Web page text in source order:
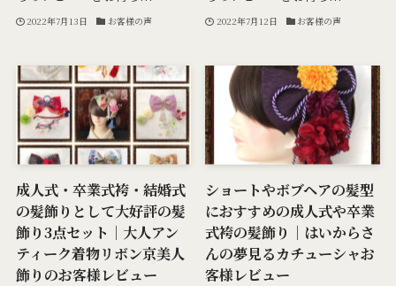
2022年7月13日 お客様の声 2022年7月12日 お客様の声
成人式・卒業式袴・結婚式
の髪飾りとして大好評の髪
飾り3点セット｜大人アン
ティーク着物リボン京美人
飾りのお客様レビュー
ショートやボブヘアの髪型
におすすめの成人式や卒業
式袴の髪飾り｜はいからさ
んの夢見るカチューシャお
客様レビュー